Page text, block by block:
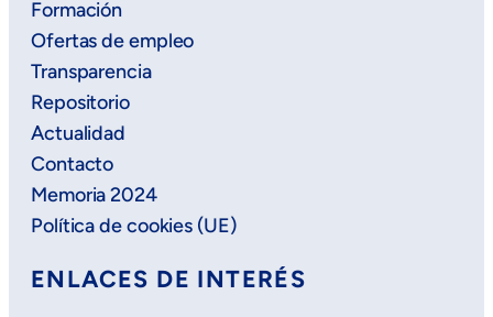
Formación
Ofertas de empleo
Transparencia
Repositorio
Actualidad
Contacto
Memoria 2024
Política de cookies (UE)
ENLACES DE INTERÉS